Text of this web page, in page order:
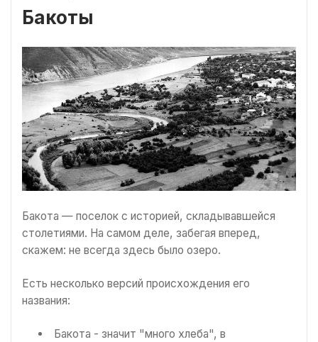
Бакоты
Бакота — поселок с историей, складывавшейся
столетиями. На самом деле, забегая вперед,
скажем: не всегда здесь было озеро.
Есть несколько версий происхождения его
названия:
Бакота - значит "много хлеба", в